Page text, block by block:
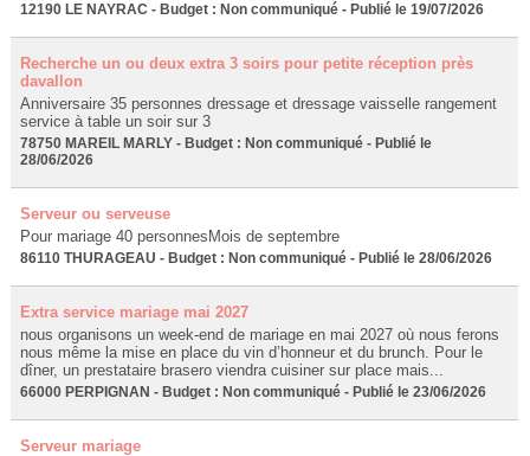
12190 LE NAYRAC - Budget : Non communiqué - Publié le 19/07/2026
Recherche un ou deux extra 3 soirs pour petite réception près
davallon
Anniversaire 35 personnes dressage et dressage vaisselle rangement
service à table un soir sur 3
78750 MAREIL MARLY - Budget : Non communiqué - Publié le
28/06/2026
Serveur ou serveuse
Pour mariage 40 personnesMois de septembre
86110 THURAGEAU - Budget : Non communiqué - Publié le 28/06/2026
Extra service mariage mai 2027
nous organisons un week-end de mariage en mai 2027 où nous ferons
nous même la mise en place du vin d’honneur et du brunch. Pour le
dîner, un prestataire brasero viendra cuisiner sur place mais...
66000 PERPIGNAN - Budget : Non communiqué - Publié le 23/06/2026
Serveur mariage